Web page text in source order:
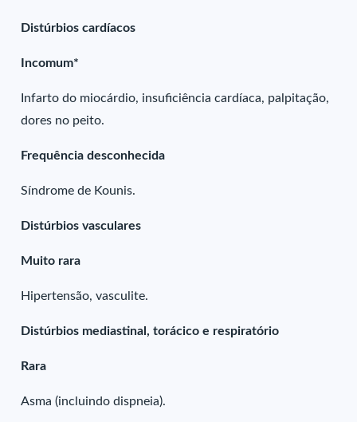
Distúrbios cardíacos
Incomum*
Infarto do miocárdio, insuficiência cardíaca, palpitação,
dores no peito.
Frequência desconhecida
Síndrome de Kounis.
Distúrbios vasculares
Muito rara
Hipertensão, vasculite.
Distúrbios mediastinal, torácico e respiratório
Rara
Asma (incluindo dispneia).